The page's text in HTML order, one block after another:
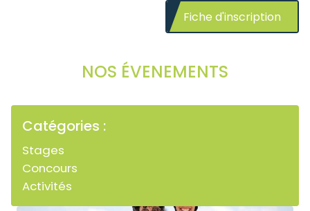
Fiche d'inscription
NOS ÉVENEMENTS
Catégories :
Stages
Concours
Activités